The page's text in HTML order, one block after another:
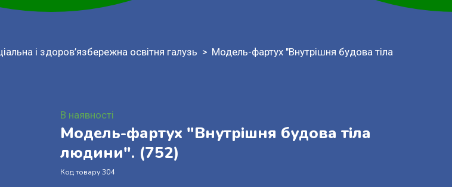
і здоров’язбережна освітня галузь
Модель-фартух "Внутрішня будова тіла
В наявності
Модель-фартух "Внутрішня будова тіла
людини". (752)
Код товару 304